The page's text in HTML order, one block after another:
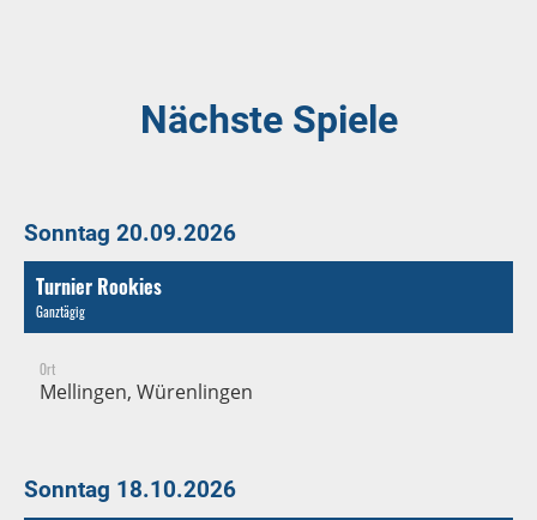
Nächste Spiele
Sonntag 20.09.2026
Turnier Rookies
Ganztägig
Ort
Mellingen, Würenlingen
Sonntag 18.10.2026